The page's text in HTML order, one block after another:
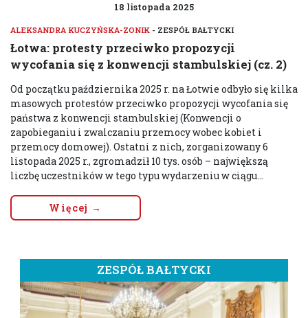
18 listopada 2025
ALEKSANDRA KUCZYŃSKA-ZONIK - ZESPÓŁ BAŁTYCKI
Łotwa: protesty przeciwko propozycji
wycofania się z konwencji stambulskiej (cz. 2)
Od początku października 2025 r. na Łotwie odbyło się kilka
masowych protestów przeciwko propozycji wycofania się
państwa z konwencji stambulskiej (Konwencji o
zapobieganiu i zwalczaniu przemocy wobec kobiet i
przemocy domowej). Ostatni z nich, zorganizowany 6
listopada 2025 r., zgromadził 10 tys. osób – największą
liczbę uczestników w tego typu wydarzeniu w ciągu...
Więcej →
ZESPÓŁ BAŁTYCKI